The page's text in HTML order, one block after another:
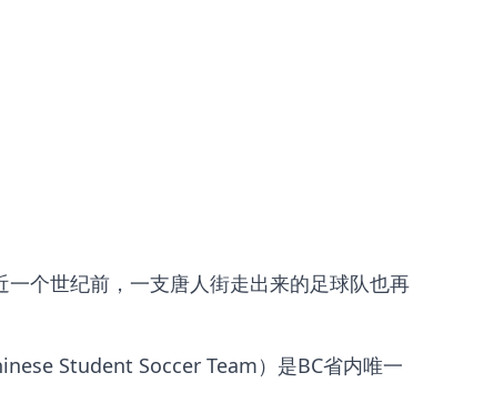
个世纪前，一支唐人街走出来的足球队也再
Student Soccer Team）是BC省内唯一